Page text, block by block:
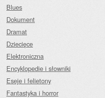
Blues
Dokument
Dramat
Dziecięce
Elektroniczna
Encyklopedie i słowniki
Eseje i felietony
Fantastyka i horror